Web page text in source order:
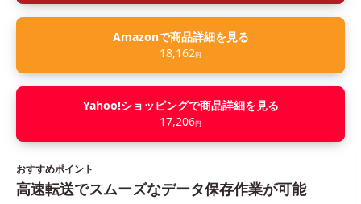
Amazonで商品詳細を見る
18,162円
Yahoo!ショッピングで商品詳細を見る
17,206円
おすすめポイント
高速転送でスムーズなデータ保存作業が可能